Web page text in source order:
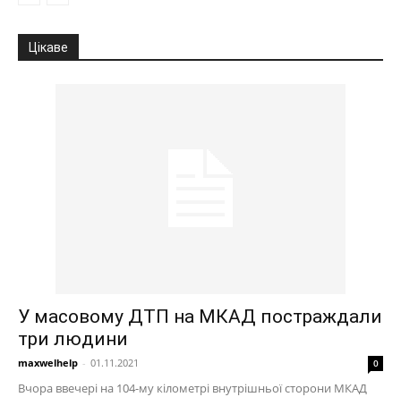
Цікаве
У масовому ДТП на МКАД постраждали
три людини
maxwelhelp - 01.11.2021 0
Вчора ввечері на 104-му кілометрі внутрішньої сторони МКАД